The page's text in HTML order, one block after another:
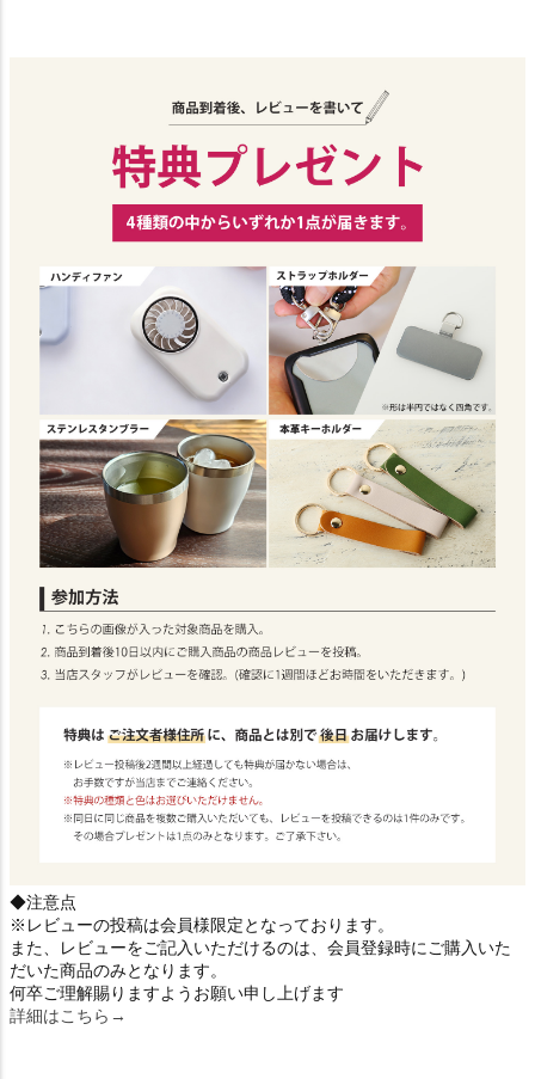
◆注意点
※レビューの投稿は会員様限定となっております。
また、レビューをご記入いただけるのは、会員登録時にご購入いた
だいた商品のみとなります。
何卒ご理解賜りますようお願い申し上げます
詳細はこちら→